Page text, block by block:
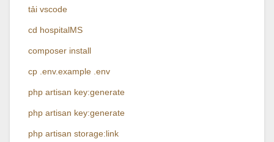
tải vscode
cd hospitalMS
composer install
cp .env.example .env
php artisan key:generate
php artisan key:generate
php artisan storage:link